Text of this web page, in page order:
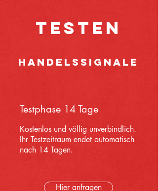
TESTEN
Handelssignale
Testphase 14 Tage
Kostenlos und völlig unverbindlich.
Ihr Testzeitraum endet automatisch
nach 14 Tagen.
Hier anfragen